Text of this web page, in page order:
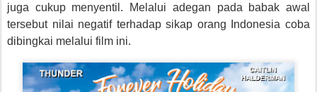
juga cukup menyentil. Melalui adegan pada babak awal
tersebut nilai negatif terhadap sikap orang Indonesia coba
dibingkai melalui film ini.